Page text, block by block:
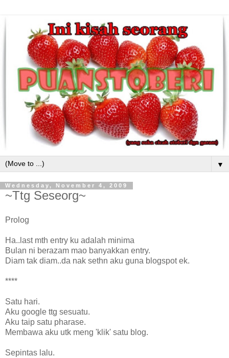
▼
Wednesday, November 4, 2009
~Ttg Seseorg~
Prolog
Ha..last mth entry ku adalah minima
Bulan ni berazam mao banyakkan entry.
Diam tak diam..da nak sethn aku guna blogspot ek.
****
Satu hari.
Aku google ttg sesuatu.
Aku taip satu pharase.
Membawa aku utk meng 'klik' satu blog.
Sepintas lalu.